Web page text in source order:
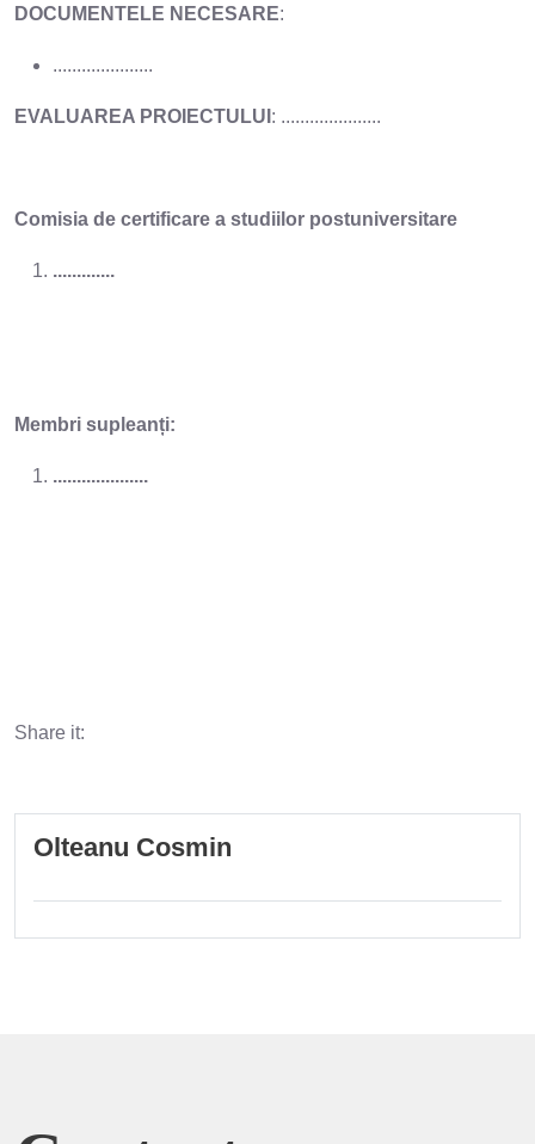
DOCUMENTELE NECESARE:
.....................
EVALUAREA PROIECTULUI : .....................
Comisia de certificare a studiilor postuniversitare
.............
Membri supleanți:
....................
Share it:
Olteanu Cosmin